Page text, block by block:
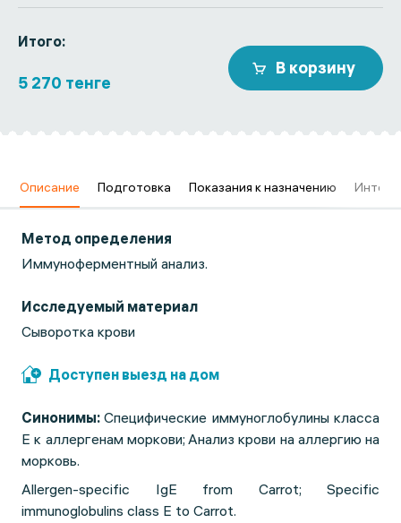
Итого:
5 270 тенге
В корзину
Описание Подготовка Показания к назначению
Метод определения
Иммуноферментный анализ.
Исследуемый материал
Сыворотка крови
Доступен выезд на дом
Синонимы:Специфические иммуноглобулины класса
Е к аллергенам моркови; Анализ крови на аллергию на
морковь.
Allergen-specific IgE from Carrot; Specific
immunoglobulins class E to Carrot.